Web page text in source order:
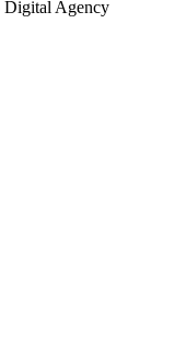
Agency